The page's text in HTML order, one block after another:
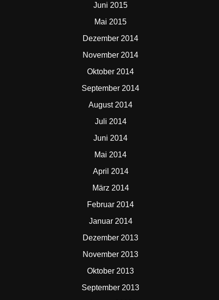
Juni 2015
Mai 2015
Dezember 2014
November 2014
Oktober 2014
September 2014
August 2014
Juli 2014
Juni 2014
Mai 2014
April 2014
März 2014
Februar 2014
Januar 2014
Dezember 2013
November 2013
Oktober 2013
September 2013